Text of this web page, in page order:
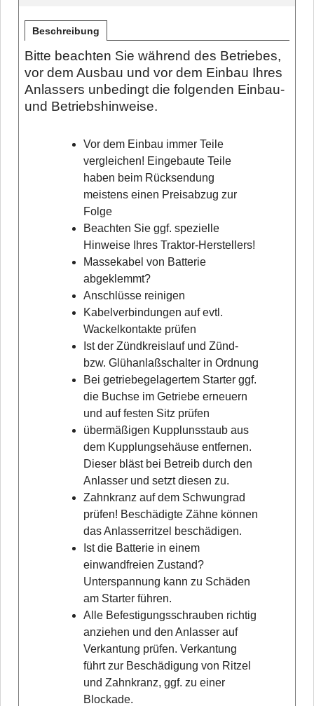
Beschreibung
Bitte beachten Sie während des Betriebes,
vor dem Ausbau und vor dem Einbau Ihres
Anlassers unbedingt die folgenden Einbau-
und Betriebshinweise.
Vor dem Einbau immer Teile
vergleichen! Eingebaute Teile
haben beim Rücksendung
meistens einen Preisabzug zur
Folge
Beachten Sie ggf. spezielle
Hinweise Ihres Traktor-Herstellers!
Massekabel von Batterie
abgeklemmt?
Anschlüsse reinigen
Kabelverbindungen auf evtl.
Wackelkontakte prüfen
Ist der Zündkreislauf und Zünd-
bzw. Glühanlaßschalter in Ordnung
Bei getriebegelagertem Starter ggf.
die Buchse im Getriebe erneuern
und auf festen Sitz prüfen
übermäßigen Kupplunsstaub aus
dem Kupplungsehäuse entfernen.
Dieser bläst bei Betreib durch den
Anlasser und setzt diesen zu.
Zahnkranz auf dem Schwungrad
prüfen! Beschädigte Zähne können
das Anlasserritzel beschädigen.
Ist die Batterie in einem
einwandfreien Zustand?
Unterspannung kann zu Schäden
am Starter führen.
Alle Befestigungsschrauben richtig
anziehen und den Anlasser auf
Verkantung prüfen. Verkantung
führt zur Beschädigung von Ritzel
und Zahnkranz, ggf. zu einer
Blockade.